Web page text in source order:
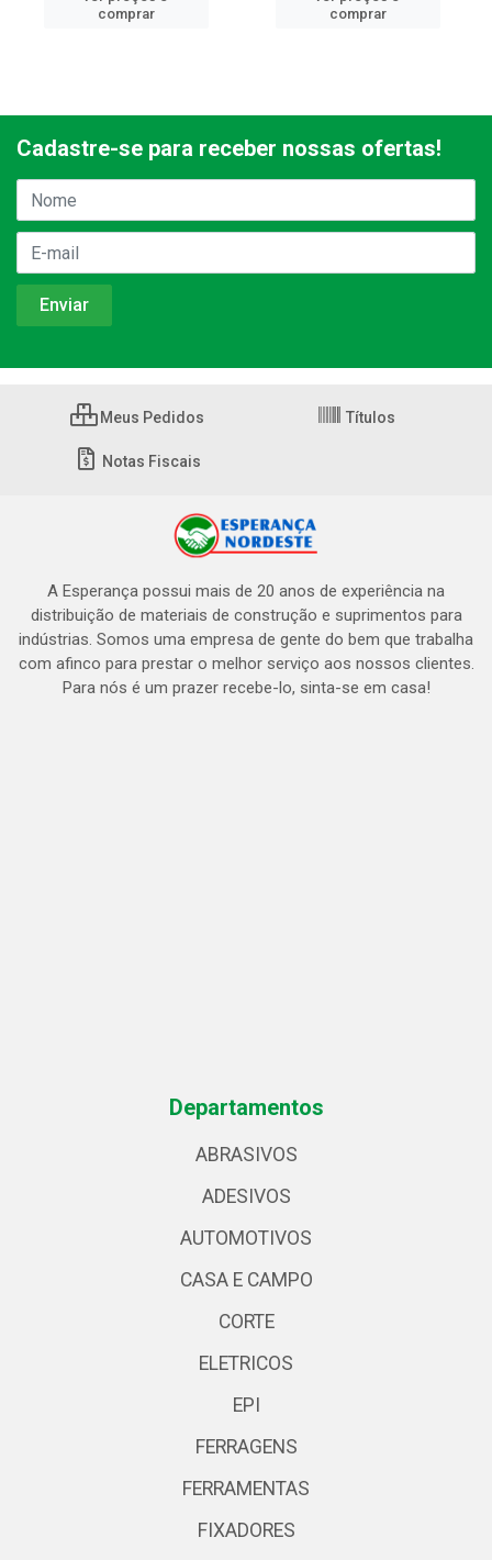
comprar
comprar
Cadastre-se para receber nossas ofertas!
Meus Pedidos Títulos
Notas Fiscais
A Esperança possui mais de 20 anos de experiência na
distribuição de materiais de construção e suprimentos para
indústrias. Somos uma empresa de gente do bem que trabalha
com afinco para prestar o melhor serviço aos nossos clientes.
Para nós é um prazer recebe-lo, sinta-se em casa!
Departamentos
ABRASIVOS
ADESIVOS
AUTOMOTIVOS
CASA E CAMPO
CORTE
ELETRICOS
EPI
FERRAGENS
FERRAMENTAS
FIXADORES